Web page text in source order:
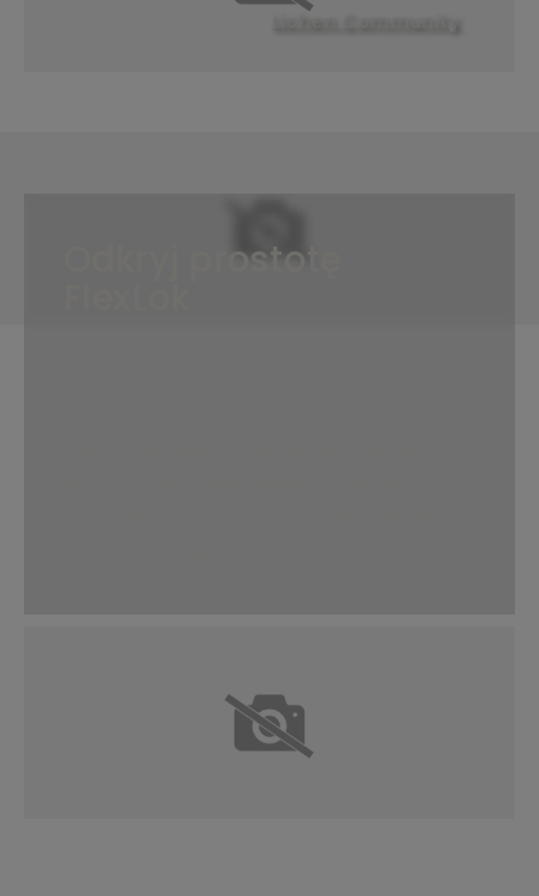
Lichen Community
Odkryj prostotę